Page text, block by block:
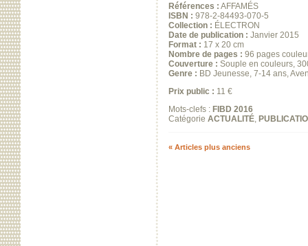
Références : AFFAMÉS
ISBN : 978-2-84493-070-5
Collection : ÉLECTRON
Date de publication : Janvier 2015
Format : 17 x 20 cm
Nombre de pages : 96 pages
Couverture : Souple en couleurs,
Genre : BD Jeunesse, 7-14 ans,
Prix public : 11 €
Mots-clefs : FIBD 2016
Catégorie ACTUALITÉ
« Articles plus anciens